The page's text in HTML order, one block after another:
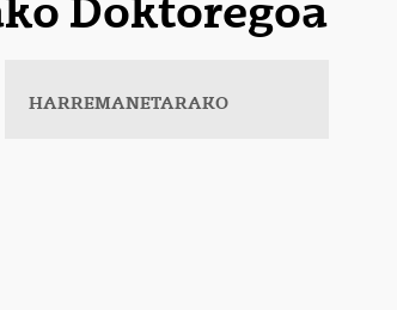
Doktoregoa
HARREMANETARAKO